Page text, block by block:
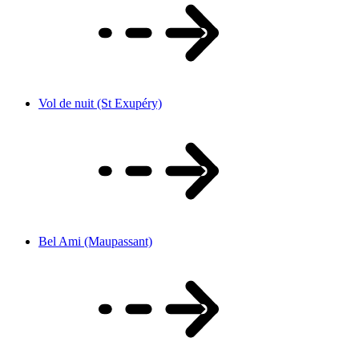
Vol de nuit (St Exupéry)
Bel Ami (Maupassant)